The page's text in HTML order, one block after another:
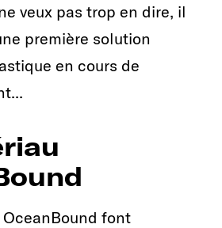
veux pas trop en dire, il
première solution
en cours de
font